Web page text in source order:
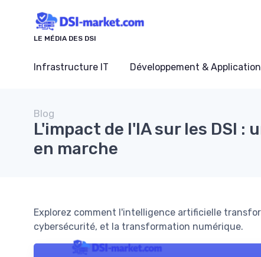
LE MÉDIA DES DSI
Infrastructure IT Développement &
Blog
L'impact de l'IA sur les DSI :
en marche
Explorez comment l'intelligence artificielle
cybersécurité, et la transformation numérique.